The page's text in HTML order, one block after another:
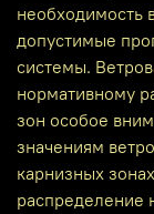
необходимость
допустимые
системы.
нормативному
зон особое
значениям
карнизных
распределение